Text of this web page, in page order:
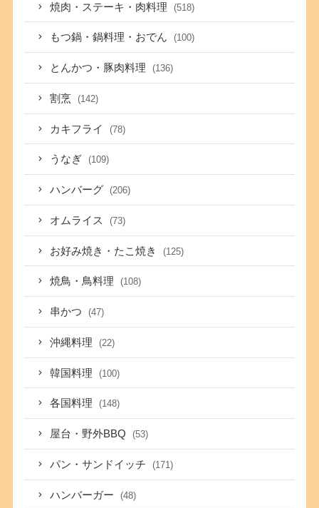
焼肉・ステーキ・肉料理 (518)
もつ鍋・鍋料理・おでん (100)
とんかつ・豚肉料理 (136)
割烹 (142)
カキフライ (78)
うなぎ (109)
ハンバーグ (206)
オムライス (73)
お好み焼き・たこ焼き (125)
焼鳥・鳥料理 (108)
串かつ (47)
沖縄料理 (22)
韓国料理 (100)
各国料理 (148)
屋台・野外BBQ (53)
パン・サンドイッチ (171)
ハンバーガー (48)